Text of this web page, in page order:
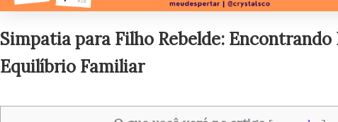
Simpatia para Filho Rebelde: Encontrando
Equilíbrio Familiar